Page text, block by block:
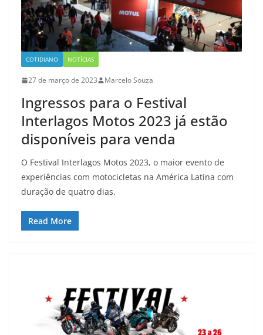
COTIDIANO NOTÍCIAS
27 de março de 2023 Marcelo Souza
Ingressos para o Festival
Interlagos Motos 2023 já estão
disponíveis para venda
O Festival Interlagos Motos 2023, o maior evento de
experiências com motocicletas na América Latina com
duração de quatro dias,
Read More